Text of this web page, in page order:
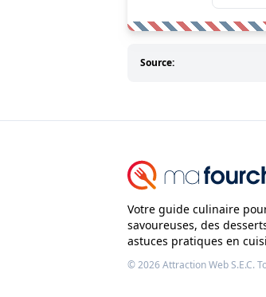
Source:
Votre guide culinaire
savoureuses, des
astuces pratiques en
© 2026Attraction Web S.E.C.